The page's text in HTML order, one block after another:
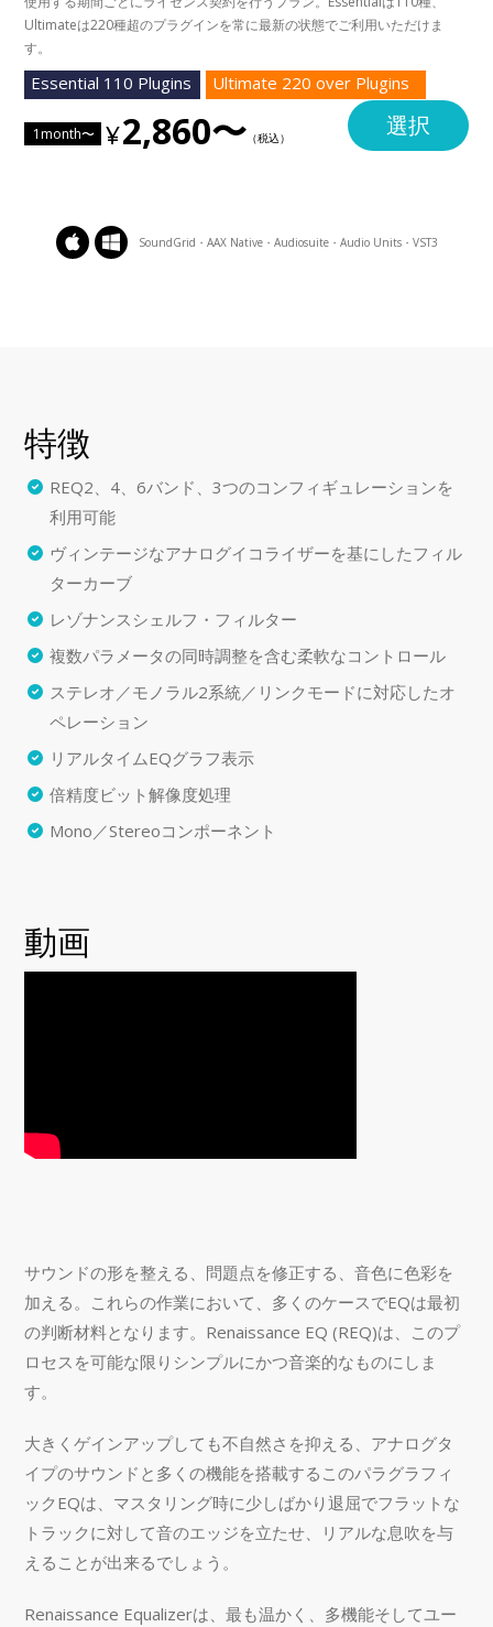
Ultimateは220種超のプラグインを常に最新の状態でご利用いただけま
す。
Essential 110 Plugins Ultimate 220 over Plugins
1month〜 2,860〜 選択
SoundGrid・AAX Native・Audiosuite・Audio Units・VST3
特徴
REQ2、4、6バンド、3つのコンフィギュレーションを
利用可能
ヴィンテージなアナログイコライザーを基にしたフィル
ターカーブ
レゾナンスシェルフ・フィルター
複数パラメータの同時調整を含む柔軟なコントロール
ステレオ／モノラル2系統／リンクモードに対応したオ
ペレーション
リアルタイムEQグラフ表示
倍精度ビット解像度処理
Mono／Stereoコンポーネント
動画
サウンドの形を整える、問題点を修正する、音色に色彩を
加える。これらの作業において、多くのケースでEQは最初
の判断材料となります。Renaissance EQ (REQ)は、このプ
ロセスを可能な限りシンプルにかつ音楽的なものにしま
す。
大きくゲインアップしても不自然さを抑える、アナログタ
イプのサウンドと多くの機能を搭載するこのパラグラフィ
ックEQは、マスタリング時に少しばかり退屈でフラットな
トラックに対して音のエッジを立たせ、リアルな息吹を与
えることが出来るでしょう。
Renaissance Equalizerは、最も温かく、多機能そしてユー